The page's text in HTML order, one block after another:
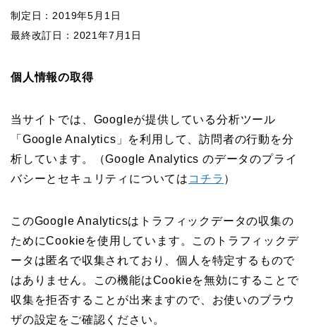
制定日：2019年5月1日
最終改訂日：2021年7月1日
個人情報の取得
当サイトでは、Googleが提供している分析ツール
「Google Analytics」を利用して、訪問者の行動を分
析しています。（Google Analytics のデータのプライ
バシーとセキュリティについては コチラ ）
このGoogle Analyticsはトラフィックデータの収集の
ためにCookieを使用しています。このトラフィックデ
ータは匿名で収集されており、個人を特定するもので
はありません。この機能はCookieを無効にすることで
収集を拒否することが出来ますので、お使いのブラウ
ザの設定をご確認ください。